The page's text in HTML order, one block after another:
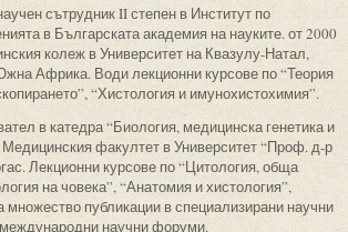
сътрудник II степен в Институт по
в Българската академия на науките. от 2000
колеж в Университет на Квазулу-Натал,
Африка. Води лекционни курсове по “Теория
“Хистология и имунохистохимия”.
в катедра “Биология, медицинска генетика и
факултет в Университет “Проф. д-р
Лекционни курсове по “Цитология, обща
на човека”, “Анатомия и хистология”,
множество публикации в специализирани научни
научни форуми.